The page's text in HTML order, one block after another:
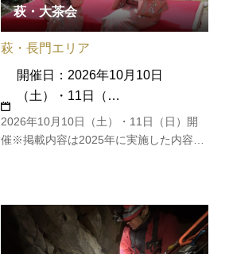
萩・大茶会
2026年10月10日（土）・11日（日）開
催※掲載内容は2025年に実施した内容に
園内にある花江茶庭など３つの会場で茶
会が催されます。江戸…
萩・長門エリア
開催日：2026年10月10日
（土）・11日（…